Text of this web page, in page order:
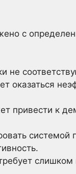
с
не
оказаться
привести к
системой